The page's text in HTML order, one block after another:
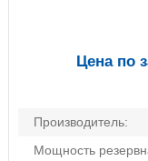
Производитель:
Мощность
Цена по